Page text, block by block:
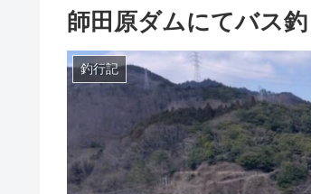
師田原ダムにてバス釣
釣行記